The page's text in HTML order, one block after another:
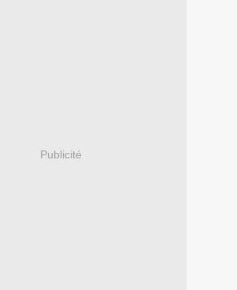
Publicité